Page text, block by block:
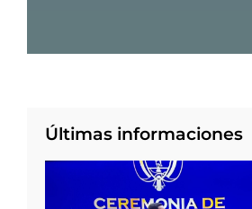
Últimas informaciones